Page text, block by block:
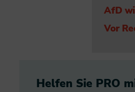
AfD
Vor
Helfen Sie PRO